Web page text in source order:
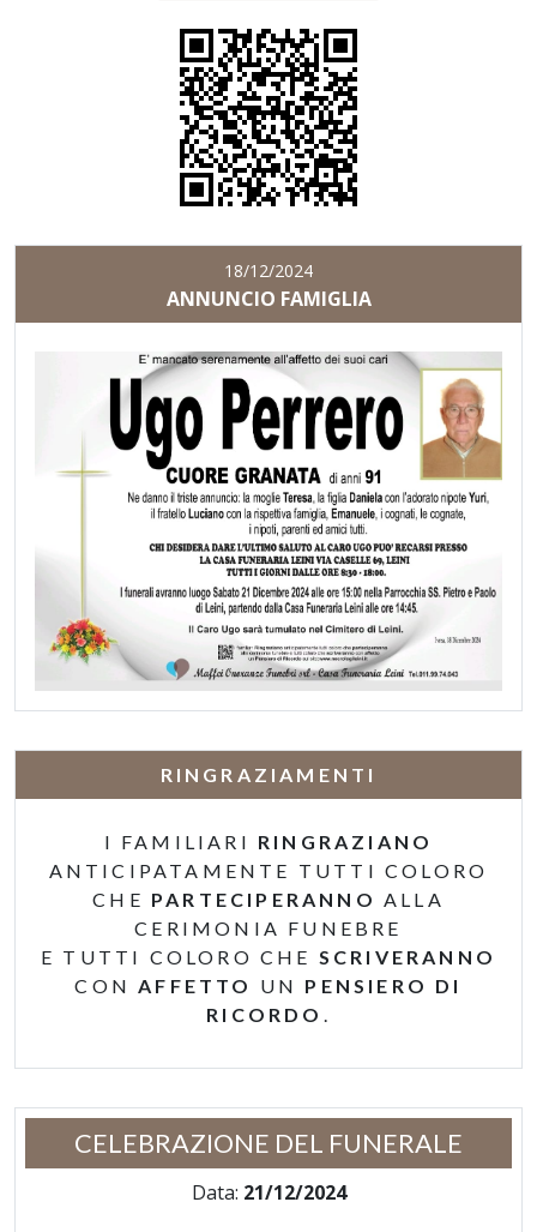
18/12/2024
ANNUNCIO FAMIGLIA
RINGRAZIAMENTI
I FAMILIARI RINGRAZIANO
ANTICIPATAMENTE TUTTI COLORO
CHE PARTECIPERANNO ALLA
CERIMONIA FUNEBRE
E TUTTI COLORO CHE SCRIVERANNO
CONAFFETTO UN PENSIERO DI
RICORDO .
CELEBRAZIONE DEL FUNERALE
Data: 21/12/2024